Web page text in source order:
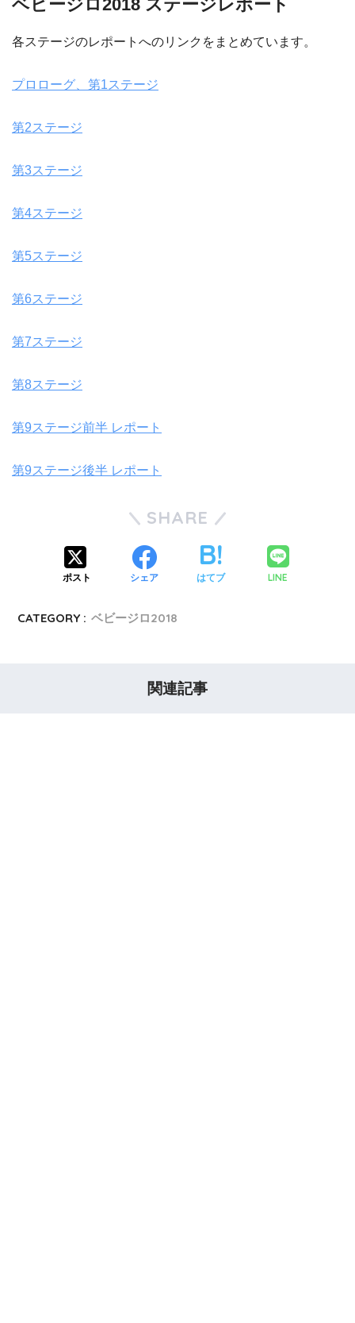
ベビージロ2018 ステージレポート
各ステージのレポートへのリンクをまとめています。
プロローグ、第1ステージ
第2ステージ
第3ステージ
第4ステージ
第5ステージ
第6ステージ
第7ステージ
第8ステージ
第9ステージ前半 レポート
第9ステージ後半 レポート
SHARE
ポスト シェア はてブ LINE
CATEGORY : ベビージロ2018
関連記事